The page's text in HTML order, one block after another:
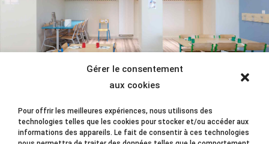
Gérer le consentement
aux cookies
Pour offrir les meilleures expériences, nous utilisons des
technologies telles que les cookies pour stocker et/ou accéder aux
informations des appareils. Le fait de consentir à ces technologies